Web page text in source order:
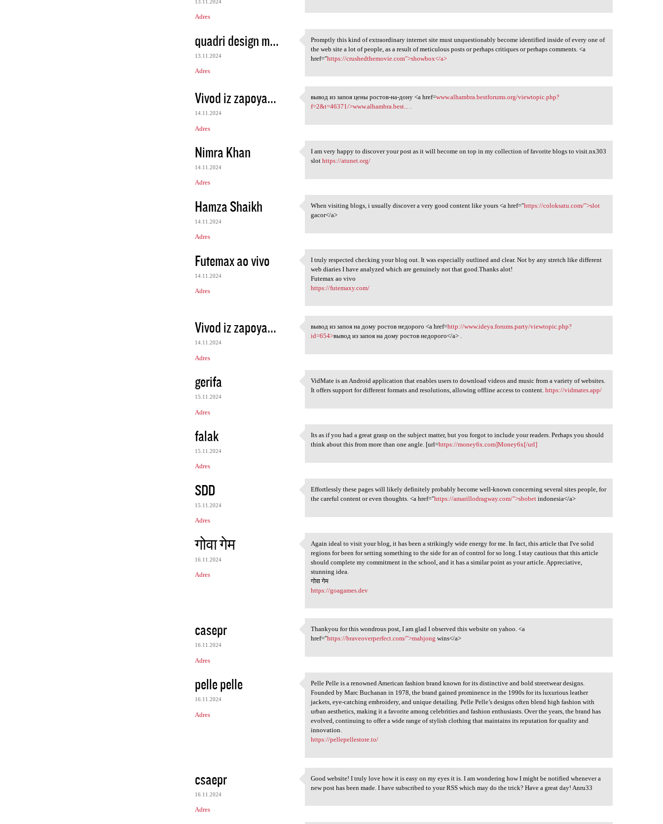
13.11.2024
Adres
quadri design m...
13.11.2024
Adres
Promptly this kind of
Promptly this kind of extraordinary internet site must unquestionably become identified inside of every one of
the web site a lot of people, as a result of meticulous posts or perhaps critiques or perhaps comments. <a
href="https://crushedthemovie.com">showbox</a>
Vivod iz zapoya...
14.11.2024
Adres
вывод из запоя цены ростов-на
вывод из запоя цены ростов-на-дону <a href=www.alhambra.bestforums.org/viewtopic.php?
f=2&t=46371/>www.alhambra.best... .
Nimra Khan
14.11.2024
Adres
I am very happy to discover
I am very happy to discover your post as it will become on top in my collection of favorite blogs to visit.nx303
slothttps://atunet.org/
Hamza Shaikh
14.11.2024
Adres
When visiting blogs, i
When visiting blogs, i usually discover a very good content like yours <a href="https://coloksatu.com/">slot
gacor</a>
Futemax ao vivo
14.11.2024
Adres
I truly respected checking
I truly respected checking your blog out. It was especially outlined and clear. Not by any stretch like different
web diaries I have analyzed which are genuinely not that good.Thanks alot!
Futemax ao vivo
https://futemaxy.com/
Vivod iz zapoya...
14.11.2024
Adres
вывод из запоя на дому ростов
вывод из запоя на дому ростов недорого <a href=http://www.ideya.forums.party/viewtopic.php?
id=654>вывод из запоя на дому ростов недорого</a> .
gerifa
15.11.2024
Adres
VidMate is an Android
VidMate is an Android application that enables users to download videos and music from a variety of websites.
It offers support for different formats and resolutions, allowing offline access to content.https://vidmates.app/
falak
15.11.2024
Adres
Its as if you had a great
Its as if you had a great grasp on the subject matter, but you forgot to include your readers. Perhaps you should
think about this from more than one angle. [url=https://money6x.com]Money6x[/url]
SDD
15.11.2024
Adres
Effortlessly these pages will
Effortlessly these pages will likely definitely probably become well-known concerning several sites people, for
the careful content or even thoughts. <a href="https://amarillodragway.com/">sbobet indonesia</a>
गोवा गेम
16.11.2024
Adres
Again ideal to visit your
Again ideal to visit your blog, it has been a strikingly wide energy for me. In fact, this article that I've solid
regions for been for setting something to the side for an of control for so long. I stay cautious that this article
should complete my commitment in the school, and it has a similar point as your article. Appreciative,
stunning idea.
गोवा गेम
https://goagames.dev
casepr
16.11.2024
Adres
Thankyou for this wondrous
Thankyou for this wondrous post, I am glad I observed this website on yahoo. <a
href="https://braveoverperfect.com/">mahjong wins</a>
pelle pelle
16.11.2024
Adres
Pelle Pelle is a renowned
Pelle Pelle is a renowned American fashion brand known for its distinctive and bold streetwear designs.
Founded by Marc Buchanan in 1978, the brand gained prominence in the 1990s for its luxurious leather
jackets, eye-catching embroidery, and unique detailing. Pelle Pelle’s designs often blend high fashion with
urban aesthetics, making it a favorite among celebrities and fashion enthusiasts. Over the years, the brand has
evolved, continuing to offer a wide range of stylish clothing that maintains its reputation for quality and
innovation.
https://pellepellestore.to/
csaepr
16.11.2024
Adres
Good website! I truly love
Good website! I truly love how it is easy on my eyes it is. I am wondering how I might be notified whenever a
new post has been made. I have subscribed to your RSS which may do the trick? Have a great day! Anru33